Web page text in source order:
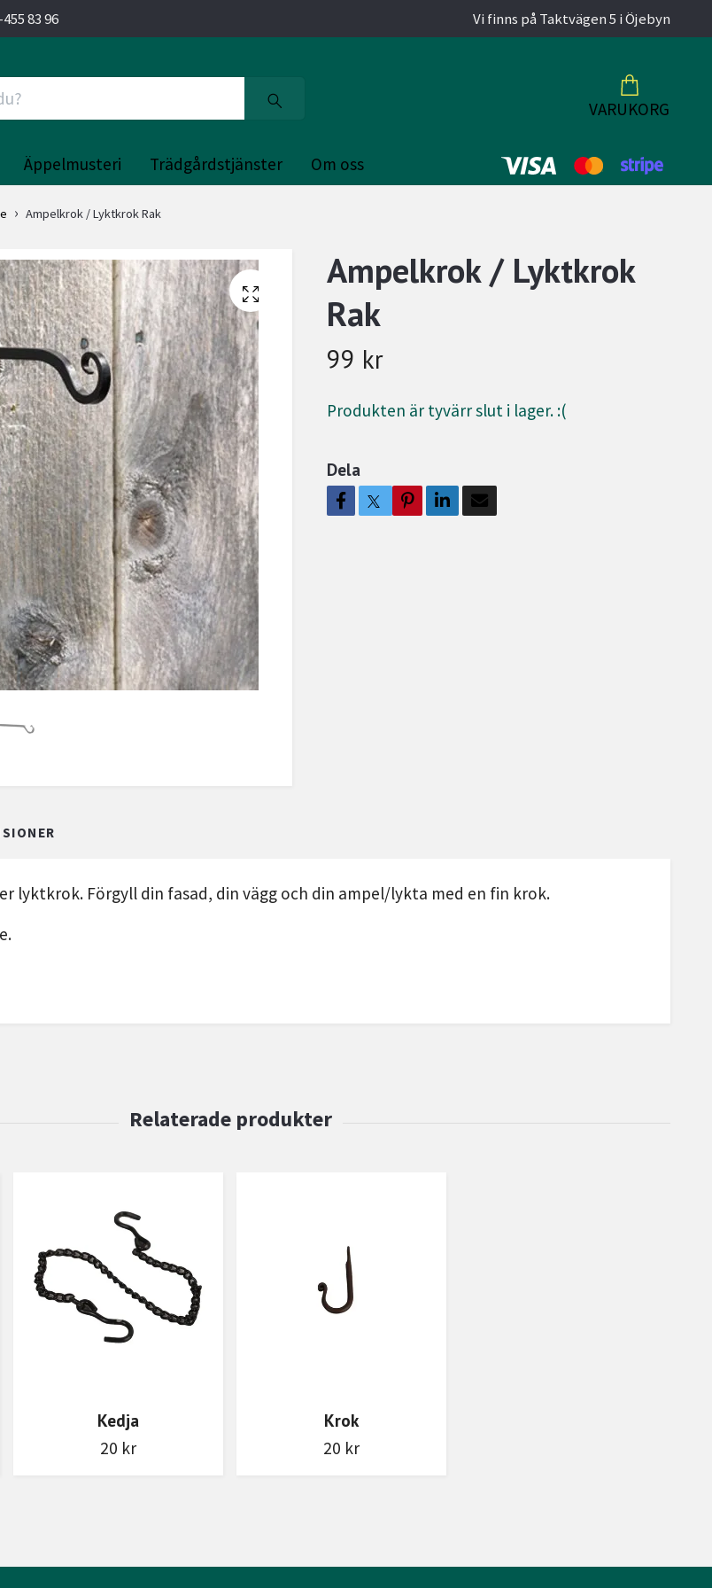
83 96 Vi finns på Taktvägen 5 i Öjebyn
VARUKORG
Äppelmusteri Trädgårdstjänster Om oss
Ampelkrok / Lyktkrok Rak
Ampelkrok / Lyktkrok
Rak
99 kr
Produkten är tyvärr slut i lager. :(
Dela
lyktkrok. Förgyll din fasad, din vägg och din ampel/lykta med en fin krok.
Kedja
20 kr
Krok
20 kr